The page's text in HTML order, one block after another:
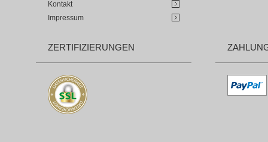
Kontakt
Impressum
ZERTIFIZIERUNGEN